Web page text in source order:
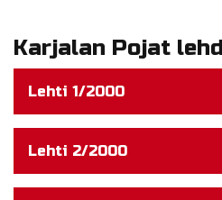
Karjalan Pojat
Lehti 1/2000
Lehti 2/2000